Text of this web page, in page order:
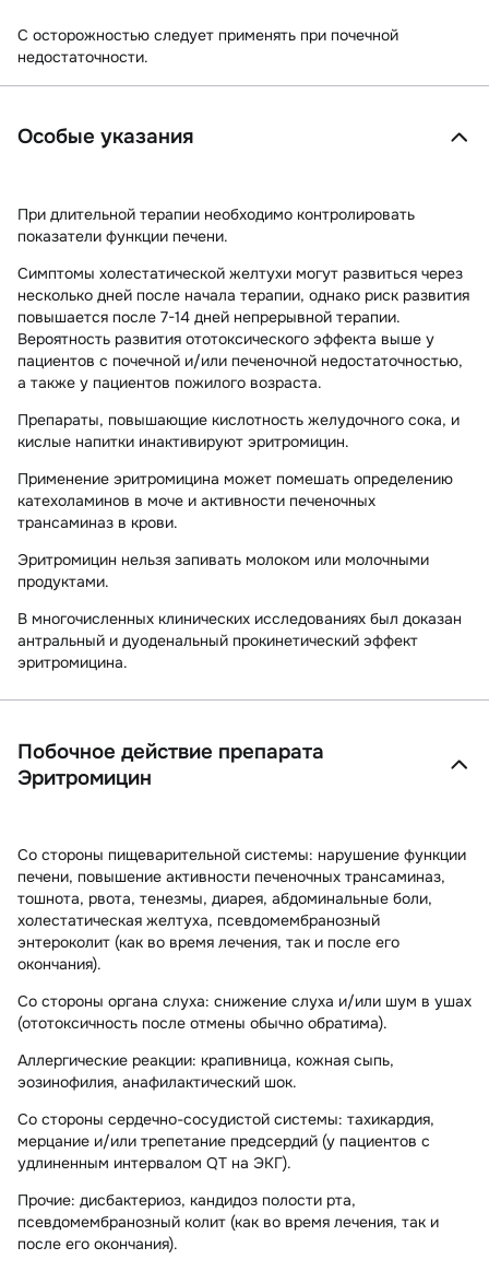
С осторожностью следует применять при почечной
недостаточности.
Особые указания
При длительной терапии необходимо контролировать
показатели функции печени.
Симптомы холестатической желтухи могут развиться через
несколько дней после начала терапии, однако риск развития
повышается после 7-14 дней непрерывной терапии.
Вероятность развития ототоксического эффекта выше у
пациентов с почечной и/или печеночной недостаточностью,
а также у пациентов пожилого возраста.
Препараты, повышающие кислотность желудочного сока, и
кислые напитки инактивируют эритромицин.
Применение эритромицина может помешать определению
катехоламинов в моче и активности печеночных
трансаминаз в крови.
Эритромицин нельзя запивать молоком или молочными
продуктами.
В многочисленных клинических исследованиях был доказан
антральный и дуоденальный прокинетический эффект
эритромицина.
Побочное действие препарата
Эритромицин
Со стороны пищеварительной системы: нарушение функции
печени, повышение активности печеночных трансаминаз,
тошнота, рвота, тенезмы, диарея, абдоминальные боли,
холестатическая желтуха, псевдомембранозный
энтероколит (как во время лечения, так и после его
окончания).
Со стороны органа слуха: снижение слуха и/или шум в ушах
(ототоксичность после отмены обычно обратима).
Аллергические реакции: крапивница, кожная сыпь,
эозинофилия, анафилактический шок.
Со стороны сердечно-сосудистой системы: тахикардия,
мерцание и/или трепетание предсердий (у пациентов с
удлиненным интервалом QT на ЭКГ).
Прочие: дисбактериоз, кандидоз полости рта,
псевдомембранозный колит (как во время лечения, так и
после его окончания).